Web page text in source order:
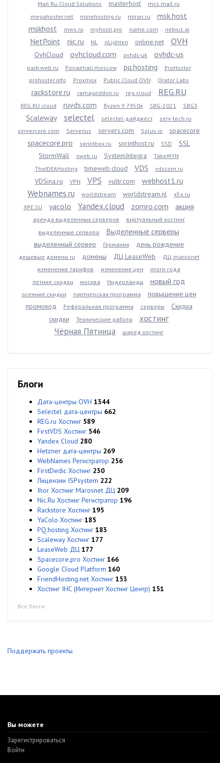
Mail.Ru Cloud Solutions masterhost
mcs.mail.ru
megahoster.net
minehosting.ru miran.ru
msk.host
mskhost
mws.ru myhosti.pro name.com nebius.ai
NetPoint nic.ru NL nLighten online.net OVH
OvhCloud ovhcloud.com ovhdc-uk ovhdc-us
park-web.ru Ponaehali.moscow pq.hosting
ProHoster
prohoster.info
Proxmox Public Cloud OVH Qrator Labs
rackstore.ru ramageddon.ru reg.cloud REG.RU
REG.RU cloud ruvds.com Ryzen 9 7950x SBG-2021 SBG3
Scaleway selectel selectel-дайджест
serv-tech.ru
servercore.com
Serverius servers.com Solus.io spacecore
spacecore.pro sprintbox.ru sprinthost.ru SSD
SSL
StormWall
sweb.ru SystemIntegra
TakeWYN
TheIDEAHosting
timeweb.cloud VDS vdscom.ru
VDSina.ru VPN VPS vultr.com webhost1.ru
Webnames.ru worldstream worldstream.nl
x5x.ru
XPE.SU
yacolo Yandex.cloud zomro.com акция
аренда выделенных серверов
виртуальный хостинг
выделенные сервера
Выделенные серверы
выделенный сервер Германия день рождение
дешевые домены ru домены ДЦ LeaseWeb
ДЦ marosnet
изменение тарифов
изменение цен
итоги года
летние скидки
москва Нидерланды новый год
осенние скидки партнерская программа
повышение цен
промокод
Реферальная программа серверы
Скидка
скидки
Технические работы
хостинг
Чёрная Пятница
шаред хостинг
Блоги
Дата-центры OVH 1344
Selectel дата-центры 662
REG.ru Хостинг 589
FirstVDS Хостинг 546
Yandex Cloud 280
Hetzner дата-центры 269
WebNames Регистратор 256
FirstDedic Хостинг 230
Лицензии ISPsystem 222
Ihor Хостинг Marosnet ДЦ 209
Nic.Ru Хостинг Регистратор 196
Rackstore Хостинг 195
YaColo Хостинг 185
PQ.hosting Хостинг 183
Scaleway Хостинг 177
LeaseWeb ДЦ 177
Spacecore.pro Хостинг 166
Google Cloud Platform 160
FriendHosting.net Хостинг 153
Хостинг IHC (Интернет Хостинг Центр) 151
Все блоги
Поддержать проекты
Вы можете
Зарегистрироваться
Войти